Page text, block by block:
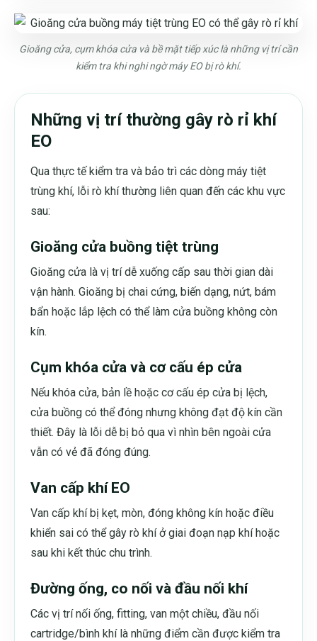
Gioăng cửa, cụm khóa cửa và bề mặt tiếp xúc là những vị trí cần
kiểm tra khi nghi ngờ máy EO bị rò khí.
Những vị trí thường gây rò rỉ khí
EO
Qua thực tế kiểm tra và bảo trì các dòng máy tiệt
trùng khí, lỗi rò khí thường liên quan đến các khu vực
sau:
Gioăng cửa buồng tiệt trùng
Gioăng cửa là vị trí dễ xuống cấp sau thời gian dài
vận hành. Gioăng bị chai cứng, biến dạng, nứt, bám
bẩn hoặc lắp lệch có thể làm cửa buồng không còn
kín.
Cụm khóa cửa và cơ cấu ép cửa
Nếu khóa cửa, bản lề hoặc cơ cấu ép cửa bị lệch,
cửa buồng có thể đóng nhưng không đạt độ kín cần
thiết. Đây là lỗi dễ bị bỏ qua vì nhìn bên ngoài cửa
vẫn có vẻ đã đóng đúng.
Van cấp khí EO
Van cấp khí bị kẹt, mòn, đóng không kín hoặc điều
khiển sai có thể gây rò khí ở giai đoạn nạp khí hoặc
sau khi kết thúc chu trình.
Đường ống, co nối và đầu nối khí
Các vị trí nối ống, fitting, van một chiều, đầu nối
cartridge/bình khí là những điểm cần được kiểm tra